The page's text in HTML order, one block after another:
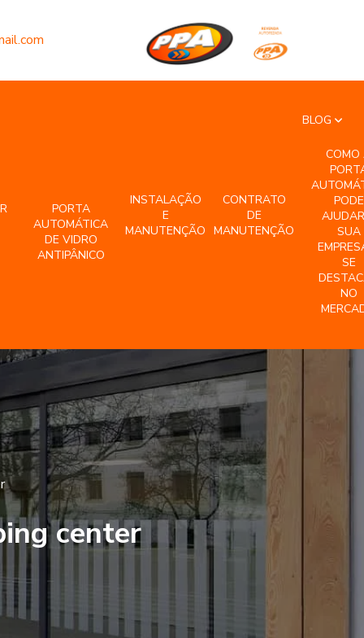
PORTA
AUTOMÁTICA
DE VIDRO
ANTIPÂNICO
INSTALAÇÃO
E
MANUTENÇÃO
CONTRATO
DE
MANUTENÇÃO
BLOG
COMO
PODE
SUA
SE
NO
center